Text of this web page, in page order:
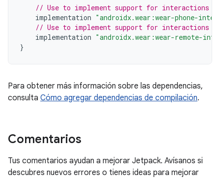
// Use to implement support for interactions
implementation "androidx.wear:wear-phone-
// Use to implement support for interactions
implementation "androidx.wear:wear-remote-
}
Para obtener más información sobre las dependencias,
consulta Cómo agregar dependencias de compilación.
Comentarios
Tus comentarios ayudan a mejorar Jetpack. Avísanos si
descubres nuevos errores o tienes ideas para mejorar